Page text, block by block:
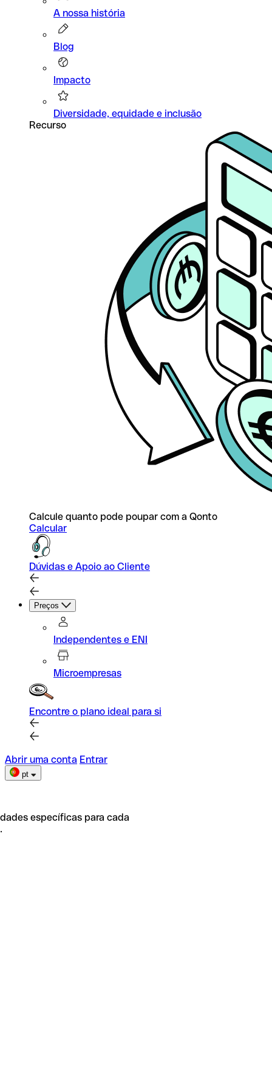
A nossa história
Blog
Impacto
Diversidade, equidade e inclusão
Recurso
Calcule quanto pode poupar com a Qonto
Calcular
Dúvidas e Apoio ao Cliente
Preços
Independentes e ENI
Microempresas
Encontre o plano ideal para si
Abrir uma conta Entrar
pt
específicas para cada